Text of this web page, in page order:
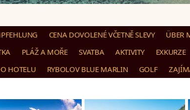
CENA DOVOLENÉ VČETNĚ SLEVY ÜBER
PLÁŽ A MOŘE SVATBA AKTIVITY EXKURZE
HOTELU RYBOLOV BLUE MARLIN GOLF